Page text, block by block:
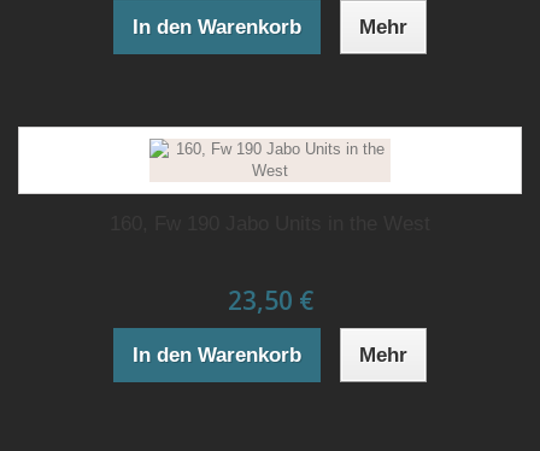
In den Warenkorb Mehr
23,50 €
In den Warenkorb Mehr